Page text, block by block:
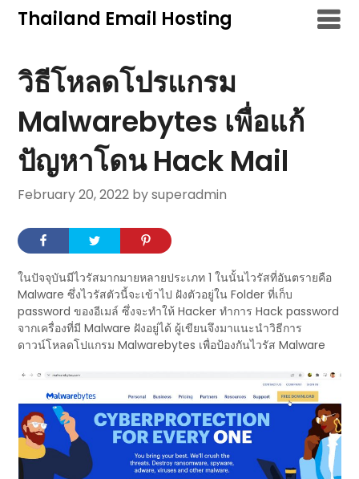
SkipThailand Email Hosting
วิธีโหลดโปรแกรม
Malwarebytes เพื่อแก้
ปัญหาโดน Hack Mail
February 20, 2022 by superadmin
ในปัจจุบันมีไวรัสมากมายหลายประเภท 1 ในนั้นไวรัสที่อันตรายคือ
Malware ซึ่งไวรัสตัวนี้จะเข้าไป ฝังตัวอยู่ใน Folder ที่เก็บ
password ของอีเมล์ ซึ่งจะทำให้ Hacker ทำการ Hack password
จากเครื่องที่มี Malware ฝังอยู่ได้ ผู้เขียนจึงมาแนะนำวิธีการ
ดาวน์โหลดโปแกรม Malwarebytes เพื่อป้องกันไวรัส Malware